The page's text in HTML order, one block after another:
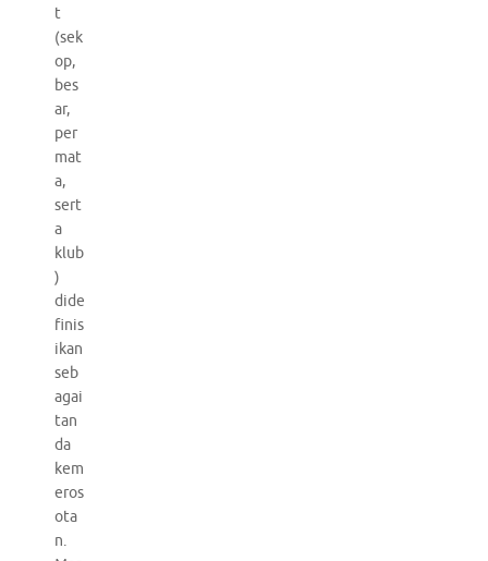
t
(sek
op,
bes
ar,
per
mat
a,
sert
a
klub
)
dide
finis
ikan
seb
agai
tan
da
kem
eros
ota
n.